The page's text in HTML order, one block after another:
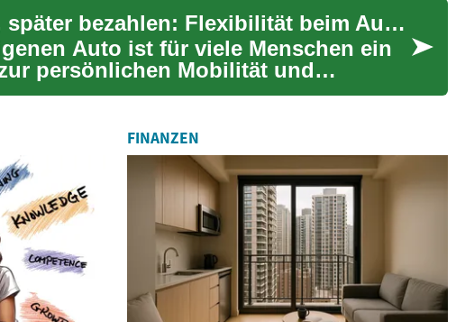
Auto jetzt kaufen, später bezahlen: Flexibilität beim Autokauf
Auto ist für viele Menschen ein
persönlichen Mobilität und
FINANZEN